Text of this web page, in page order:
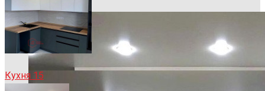
Кухня 15